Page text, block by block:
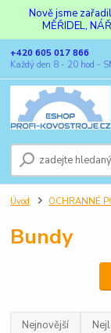
Nově jsme
MĚŘIDEL,
+420 605 017 866
Každý den 8 - 20 hod -
Úvod OCHRANNÉ
Bundy
Nejnovější